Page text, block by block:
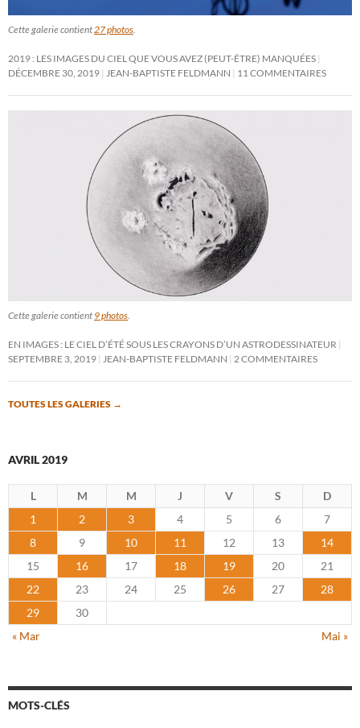
Cette galerie contient27 photos.
2019 : LES IMAGES DU CIEL QUE VOUS AVEZ (PEUT-ÊTRE) MANQUÉES
DÉCEMBRE 30, 2019 JEAN-BAPTISTE FELDMANN 11 COMMENTAIRES
Cette galerie contient 9 photos
EN IMAGES : LE CIEL D’ÉTÉ SOUS LES CRAYONS D’UN ASTRODESSINATEUR
SEPTEMBRE 3, 2019
JEAN-BAPTISTE FELDMANN 2 COMMENTAIRES
TOUTES LES GALERIES →
AVRIL 2019
L M M J V S
D
1
2 3 4 5 6
7
8
9 10 11 12 13
14
15
16 17 18 19 20
21
22
23 24 25 26 27
28
29
30
« Mar
Mai »
MOTS-CLÉS